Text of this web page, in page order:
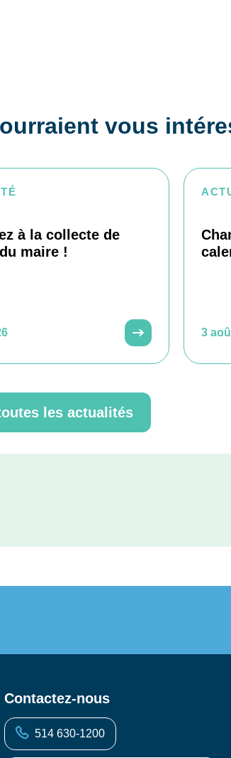
vous
à la collecte de
maire !
3
les actualités
Contactez-nous
514 630-1200